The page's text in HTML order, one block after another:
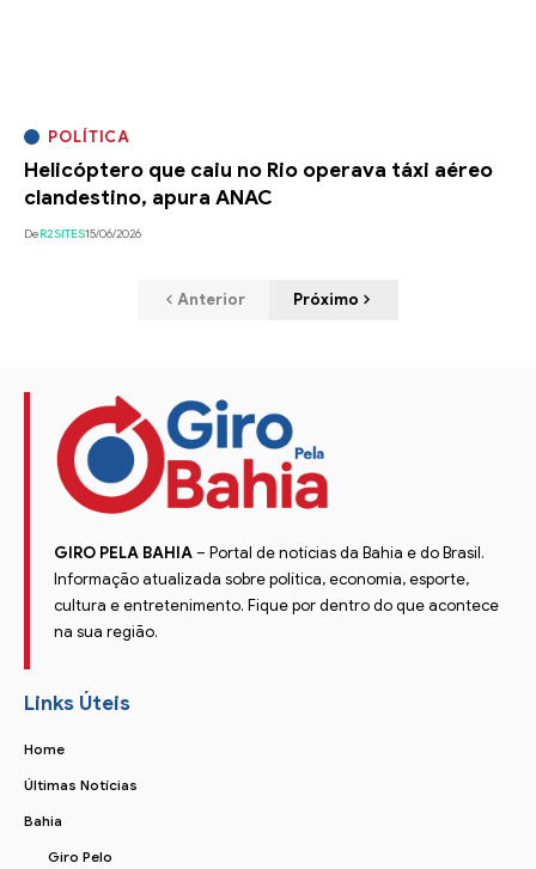
POLÍTICA
Helicóptero que caiu no Rio operava táxi aéreo
clandestino, apura ANAC
DeR2SITES15/06/2026
Anterior Próximo
GIRO PELA BAHIA– Portal de notícias da Bahia e do Brasil.
Informação atualizada sobre política, economia, esporte,
cultura e entretenimento. Fique por dentro do que acontece
na sua região.
Links Úteis
Home
Últimas Notícias
Bahia
Giro Pelo